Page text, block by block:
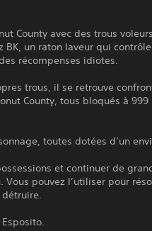
County avec des trous
BK, un raton laveur qui
récompenses idiotes.
trous, il se retrouve
County, tous bloqués à
toutes dotées d’un
et continuer de
Vous pouvez l’utiliser pour